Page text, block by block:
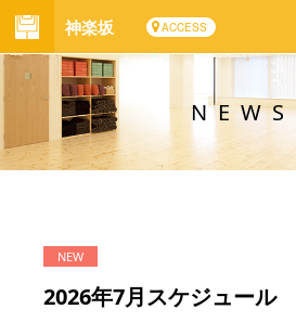
神楽坂 ACCESS
NEWS
2026年7月スケジュール